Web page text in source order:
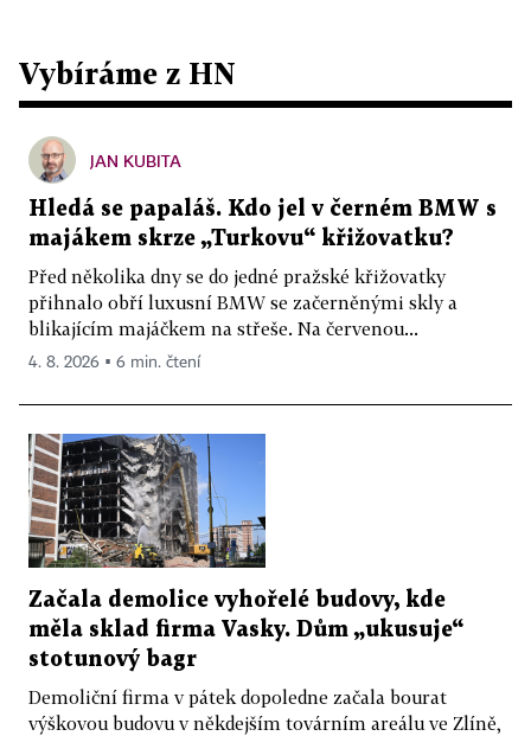
Vybíráme z HN
JAN KUBITA
Hledá se papaláš. Kdo jel v černém BMW s
majákem skrze „Turkovu“ křižovatku?
Před několika dny se do jedné pražské křižovatky
přihnalo obří luxusní BMW se začerněnými skly a
blikajícím majáčkem na střeše. Na červenou...
4. 8. 2026 ▪ 6 min. čtení
Začala demolice vyhořelé budovy, kde
měla sklad firma Vasky. Dům „ukusuje“
stotunový bagr
Demoliční firma v pátek dopoledne začala bourat
výškovou budovu v někdejším továrním areálu ve Zlíně,